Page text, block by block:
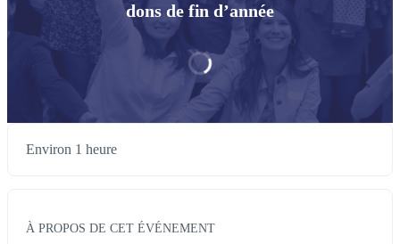
dons de fin d’année
Environ 1 heure
À PROPOS DE CET ÉVÉNEMENT